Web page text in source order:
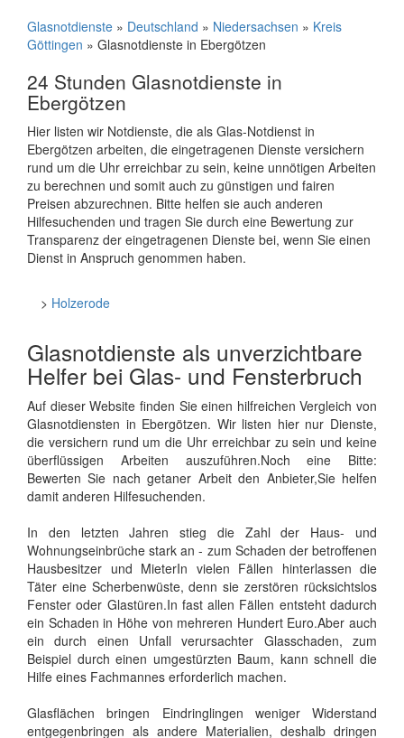
Glasnotdienste » Deutschland » Niedersachsen » Kreis
Göttingen » Glasnotdienste in Ebergötzen
24 Stunden Glasnotdienste in
Ebergötzen
Hier listen wir Notdienste, die als Glas-Notdienst in
Ebergötzen arbeiten, die eingetragenen Dienste versichern
rund um die Uhr erreichbar zu sein, keine unnötigen Arbeiten
zu berechnen und somit auch zu günstigen und fairen
Preisen abzurechnen. Bitte helfen sie auch anderen
Hilfesuchenden und tragen Sie durch eine Bewertung zur
Transparenz der eingetragenen Dienste bei, wenn Sie einen
Dienst in Anspruch genommen haben.
> Holzerode
Glasnotdienste als unverzichtbare
Helfer bei Glas- und Fensterbruch
Auf dieser Website finden Sie einen hilfreichen Vergleich von
Glasnotdiensten in Ebergötzen. Wir listen hier nur Dienste,
die versichern rund um die Uhr erreichbar zu sein und keine
überflüssigen Arbeiten auszuführen.Noch eine Bitte:
Bewerten Sie nach getaner Arbeit den Anbieter,Sie helfen
damit anderen Hilfesuchenden.
In den letzten Jahren stieg die Zahl der Haus- und
Wohnungseinbrüche stark an - zum Schaden der betroffenen
Hausbesitzer und MieterIn vielen Fällen hinterlassen die
Täter eine Scherbenwüste, denn sie zerstören rücksichtslos
Fenster oder Glastüren.In fast allen Fällen entsteht dadurch
ein Schaden in Höhe von mehreren Hundert Euro.Aber auch
ein durch einen Unfall verursachter Glasschaden, zum
Beispiel durch einen umgestürzten Baum, kann schnell die
Hilfe eines Fachmannes erforderlich machen.
Glasflächen bringen Eindringlingen weniger Widerstand
entgegenbringen als andere Materialien, deshalb dringen